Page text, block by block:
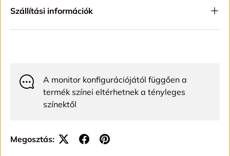
Szállítási információk
A monitor konfigurációjától függően a
termék színei eltérhetnek a tényleges
színektől
Megosztás: